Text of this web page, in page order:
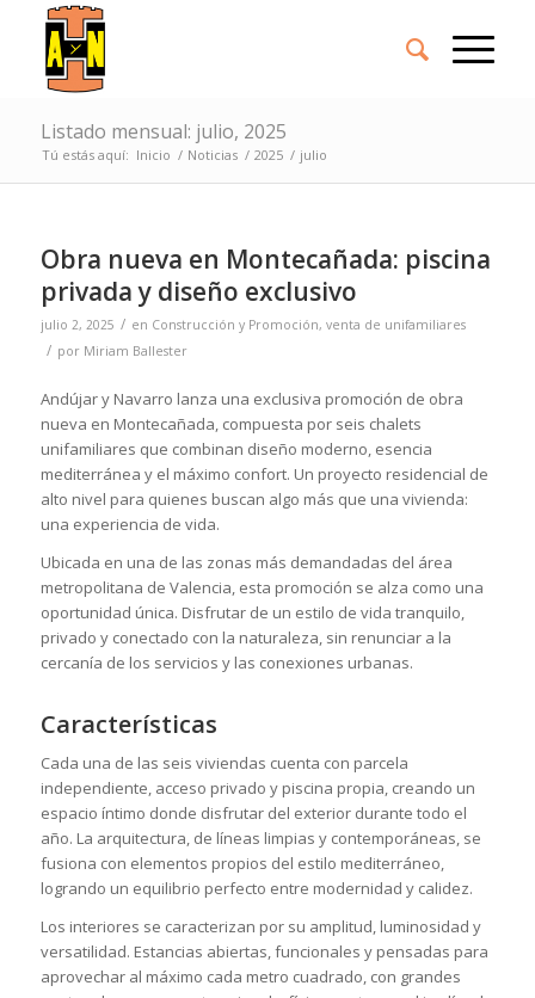
Listado mensual: julio, 2025
Tú estás aquí: Inicio / Noticias / 2025 / julio
Obra nueva en Montecañada: piscina
privada y diseño exclusivo
julio 2, 2025 / en Construcción y Promoción, venta de unifamiliares
/ por Miriam Ballester
Andújar y Navarro lanza una exclusiva promoción de obra
nueva en Montecañada, compuesta por seis chalets
unifamiliares que combinan diseño moderno, esencia
mediterránea y el máximo confort. Un proyecto residencial de
alto nivel para quienes buscan algo más que una vivienda:
una experiencia de vida.
Ubicada en una de las zonas más demandadas del área
metropolitana de Valencia, esta promoción se alza como una
oportunidad única. Disfrutar de un estilo de vida tranquilo,
privado y conectado con la naturaleza, sin renunciar a la
cercanía de los servicios y las conexiones urbanas.
Características
Cada una de las seis viviendas cuenta con parcela
independiente, acceso privado y piscina propia, creando un
espacio íntimo donde disfrutar del exterior durante todo el
año. La arquitectura, de líneas limpias y contemporáneas, se
fusiona con elementos propios del estilo mediterráneo,
logrando un equilibrio perfecto entre modernidad y calidez.
Los interiores se caracterizan por su amplitud, luminosidad y
versatilidad. Estancias abiertas, funcionales y pensadas para
aprovechar al máximo cada metro cuadrado, con grandes